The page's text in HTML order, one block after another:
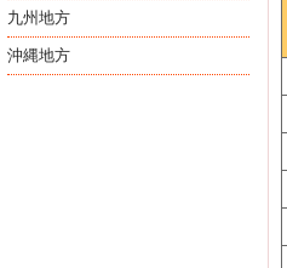
九州地方
沖縄地方